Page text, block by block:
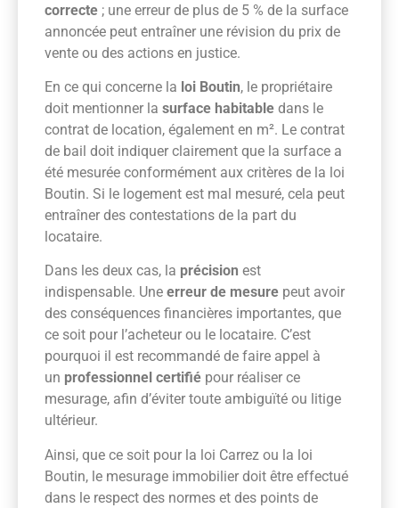
correcte ; une erreur de plus de 5 % de la surface
annoncée peut entraîner une révision du prix de
vente ou des actions en justice.
En ce qui concerne la loi Boutin, le propriétaire
doit mentionner la surface habitable dans le
contrat de location, également en m². Le contrat
de bail doit indiquer clairement que la surface a
été mesurée conformément aux critères de la loi
Boutin. Si le logement est mal mesuré, cela peut
entraîner des contestations de la part du
locataire.
Dans les deux cas, la précision est
indispensable. Une erreur de mesure peut avoir
des conséquences financières importantes, que
ce soit pour l’acheteur ou le locataire. C’est
pourquoi il est recommandé de faire appel à
un professionnel certifié pour réaliser ce
mesurage, afin d’éviter toute ambiguïté ou litige
ultérieur.
Ainsi, que ce soit pour la loi Carrez ou la loi
Boutin, le mesurage immobilier doit être effectué
dans le respect des normes et des points de